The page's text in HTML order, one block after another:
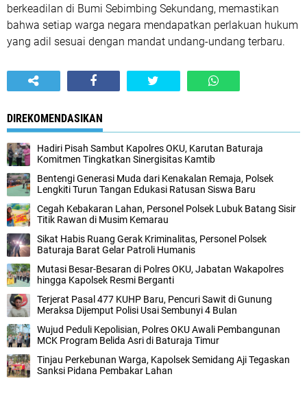
berkeadilan di Bumi Sebimbing Sekundang, memastikan
bahwa setiap warga negara mendapatkan perlakuan hukum
yang adil sesuai dengan mandat undang-undang terbaru.
DIREKOMENDASIKAN
Hadiri Pisah Sambut Kapolres OKU, Karutan Baturaja
Komitmen Tingkatkan Sinergisitas Kamtib
Bentengi Generasi Muda dari Kenakalan Remaja, Polsek
Lengkiti Turun Tangan Edukasi Ratusan Siswa Baru
Cegah Kebakaran Lahan, Personel Polsek Lubuk Batang Sisir
Titik Rawan di Musim Kemarau
Sikat Habis Ruang Gerak Kriminalitas, Personel Polsek
Baturaja Barat Gelar Patroli Humanis
Mutasi Besar-Besaran di Polres OKU, Jabatan Wakapolres
hingga Kapolsek Resmi Berganti
Terjerat Pasal 477 KUHP Baru, Pencuri Sawit di Gunung
Meraksa Dijemput Polisi Usai Sembunyi 4 Bulan
Wujud Peduli Kepolisian, Polres OKU Awali Pembangunan
MCK Program Belida Asri di Baturaja Timur
Tinjau Perkebunan Warga, Kapolsek Semidang Aji Tegaskan
Sanksi Pidana Pembakar Lahan